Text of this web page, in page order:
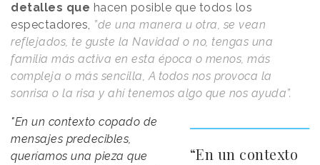
detalles que hacen posible que todos los
espectadores, ”de una manera u otra, se vean
reflejados, te guste la Navidad o no, tengas una
familia más activa en esta época o menos, más
compleja o más sencilla, A todos nos provoca la
sonrisa o la risa y ahí tenemos algo que nos ayuda”.
“En un contexto
"En un contexto copado de
mensajes predecibles,
queríamos una pieza que